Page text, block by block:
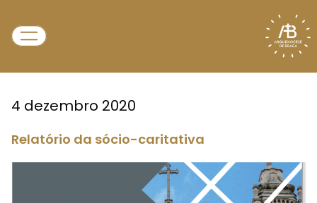
4 dezembro 2020
Relatório da sócio-caritativa